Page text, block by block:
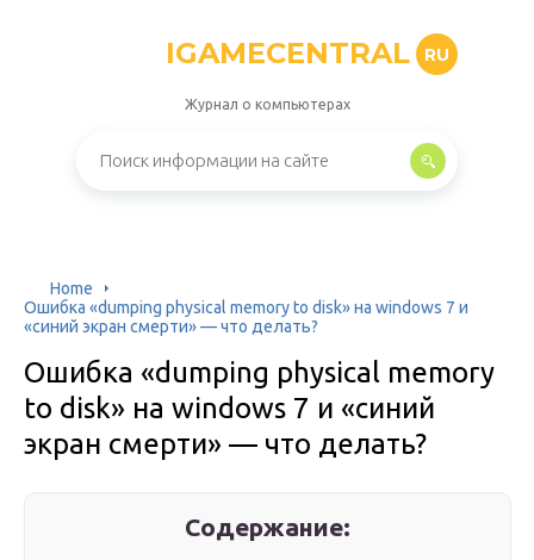
IGAMECENTRAL RU
Журнал о компьютерах
Home
Ошибка «dumping physical memory to disk» на windows 7 и
«синий экран смерти» — что делать?
Ошибка «dumping physical memory
to disk» на windows 7 и «синий
экран смерти» — что делать?
Содержание: